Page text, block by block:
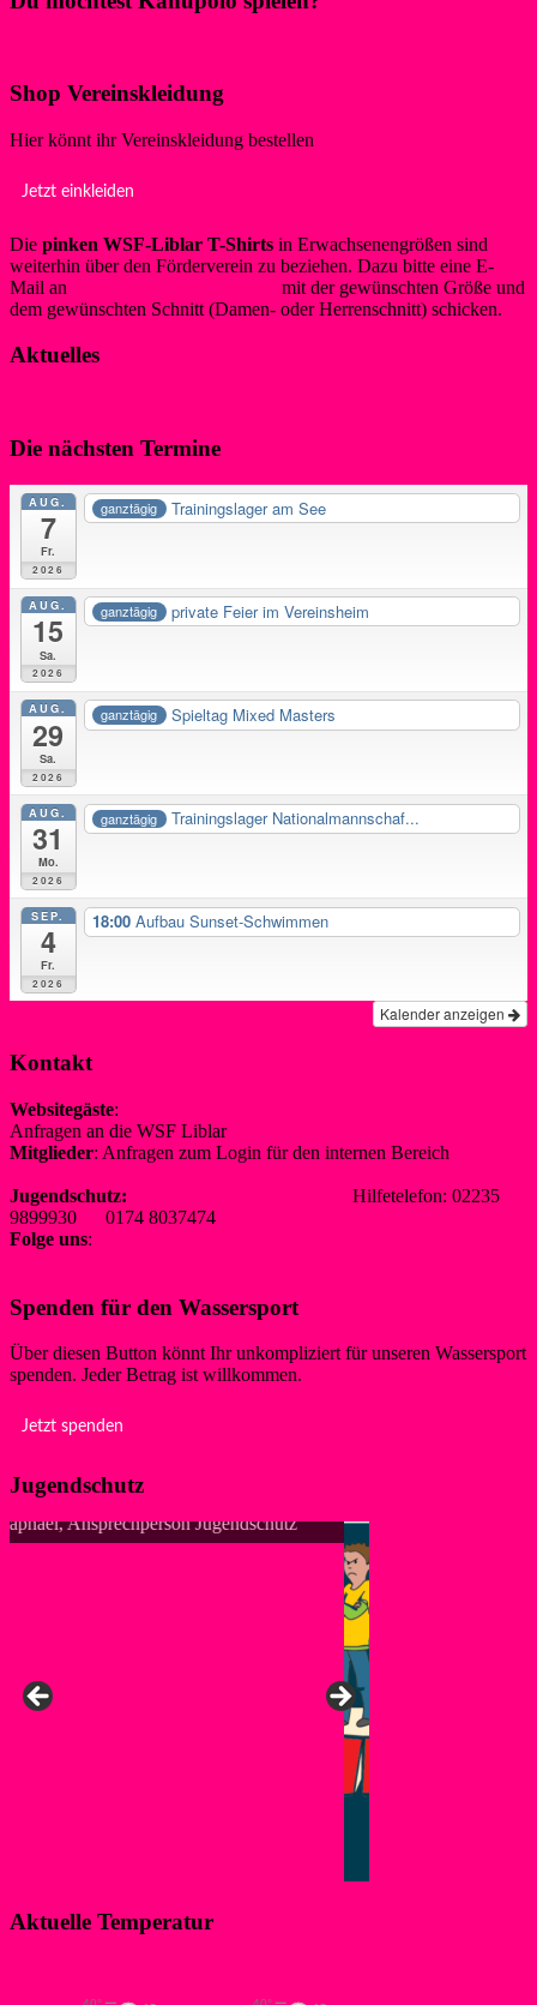
Shop Vereinskleidung
Hier könnt ihr Vereinskleidung bestellen
Jetzt einkleiden
Die pinken WSF-Liblar T-Shirts in Erwachsenengrößen sind
weiterhin über den Förderverein zu beziehen. Dazu bitte eine E-
Mail an
mit der gewünschten Größe und
dem gewünschten Schnitt (Damen- oder Herrenschnitt) schicken.
Aktuelles
Die nächsten Termine
AUG.
7
Fr.
2026
ganztägig Trainingslager am See
AUG.
15
Sa.
2026
ganztägig private Feier im Vereinsheim
AUG.
29
Sa.
2026
ganztägig Spieltag Mixed Masters
AUG.
31
Mo.
2026
ganztägig Trainingslager Nationalmannschaf...
SEP.
4
Fr.
2026
18:00 Aufbau Sunset-Schwimmen
Kalender anzeigen
Kontakt
Websitegäste:
Anfragen an die WSF Liblar
Mitglieder: Anfragen zum Login für den internen Bereich
Jugendschutz:
Hilfetelefon: 02235
9899930 0174 8037474
Folge uns:
Spenden für den Wassersport
Über diesen Button könnt Ihr unkompliziert für unseren Wassersport
spenden. Jeder Betrag ist willkommen.
Jetzt spenden
Jugendschutz
Aktuelle Temperatur